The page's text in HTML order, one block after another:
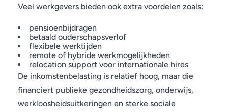
Veel werkgevers bieden ook extra voordelen zoals:
pensioenbijdragen
betaald ouderschapsverlof
flexibele werktijden
remote of hybride werkmogelijkheden
relocation support voor internationale hires
De inkomstenbelasting is relatief hoog, maar die
financiert publieke gezondheidszorg, onderwijs,
werkloosheidsuitkeringen en sterke sociale